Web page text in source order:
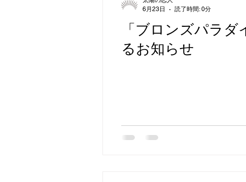
「ブロンズパラ
るお知らせ
6月23日
読了時間: 0分